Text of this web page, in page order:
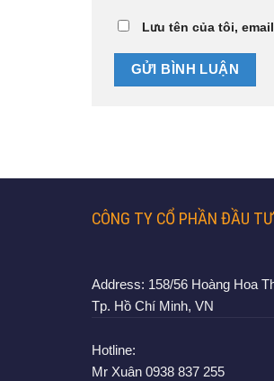
Lưu tên của tôi,
CÔNG TY CỔ PHẦN ĐẦU
Address: 158/56 Hoàng Hoa
Tp. Hồ Chí Minh, VN
Hotline:
Mr Xuân 0938 837 255